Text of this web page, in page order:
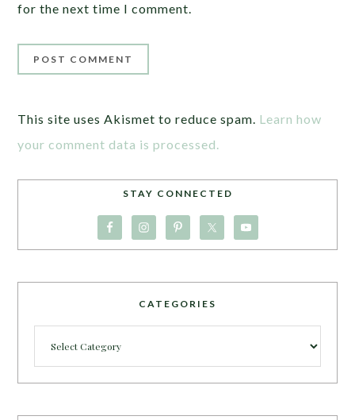
for the next time I comment.
This site uses Akismet to reduce spam. Learn how
your comment data is processed.
STAY CONNECTED
CATEGORIES